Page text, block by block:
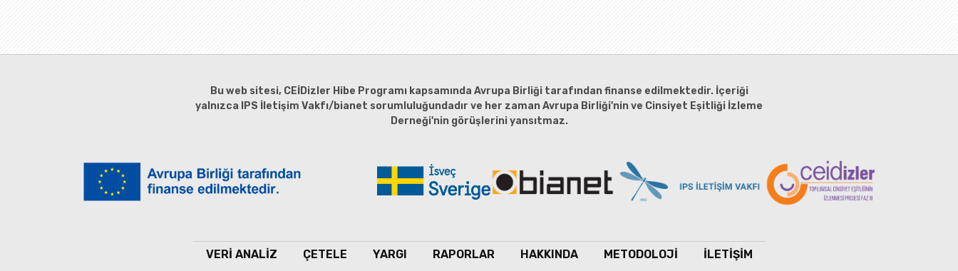
Bu web sitesi, CEİDizler Hibe Programı kapsamında Avrupa Birliği tarafından finanse edilmektedir. İçeriği
yalnızca IPS İletişim Vakfı/bianet sorumluluğundadır ve her zaman Avrupa Birliği'nin ve Cinsiyet Eşitliği İzleme
Derneği'nin görüşlerini yansıtmaz.
VERİ ANALİZ ÇETELE YARGI RAPORLAR HAKKINDA METODOLOJİ İLETİŞİM